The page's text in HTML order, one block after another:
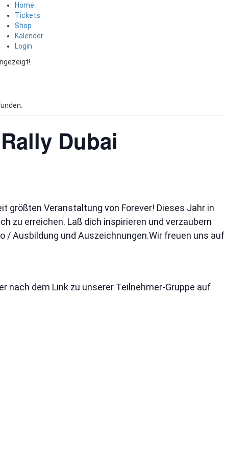
Home
Tickets
Shop
Kalender
Login
Dubai
größten Veranstaltung von Forever! Dieses Jahr in
zu erreichen. Laß dich inspirieren und verzaubern
/ Ausbildung und Auszeichnungen.Wir freuen uns auf
nach dem Link zu unserer Teilnehmer-Gruppe auf